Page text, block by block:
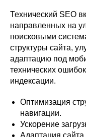
Технический SEO
направленных на
поисковыми
структуры сайта,
адаптацию под
технических
индексации.
Оптимизация
навигации.
Ускорение